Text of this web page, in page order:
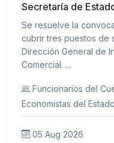
Secretaría de
Se resuelve la
cubrir tres puestos de
Dirección General de
Comercial. ...
Funcionarios del
Economistas del Estado
05 Aug 2026